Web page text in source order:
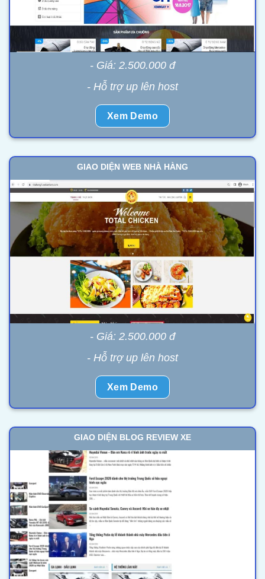
- Giá: 2.500.000 đ
- Hỗ trợ up lên host
Xem Demo
GIAO DIỆN WEB NHÀ HÀNG
- Giá: 2.500.000 đ
- Hỗ trợ up lên host
Xem Demo
GIAO DIỆN BLOG REVIEW XE